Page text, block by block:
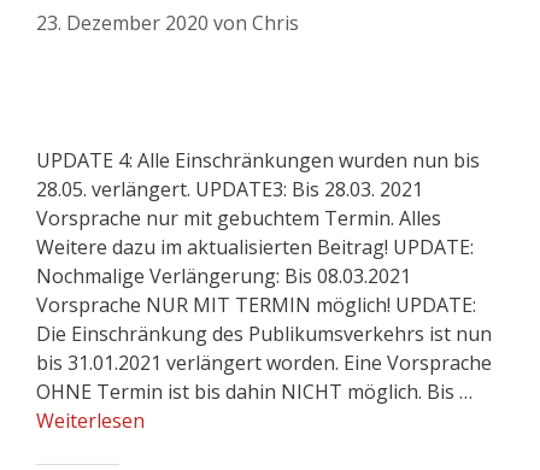
23. Dezember 2020 von Chris
UPDATE 4: Alle Einschränkungen wurden nun bis
28.05. verlängert. UPDATE3: Bis 28.03. 2021
Vorsprache nur mit gebuchtem Termin. Alles
Weitere dazu im aktualisierten Beitrag! UPDATE:
Nochmalige Verlängerung: Bis 08.03.2021
Vorsprache NUR MIT TERMIN möglich! UPDATE:
Die Einschränkung des Publikumsverkehrs ist nun
bis 31.01.2021 verlängert worden. Eine Vorsprache
OHNE Termin ist bis dahin NICHT möglich. Bis …
Weiterlesen